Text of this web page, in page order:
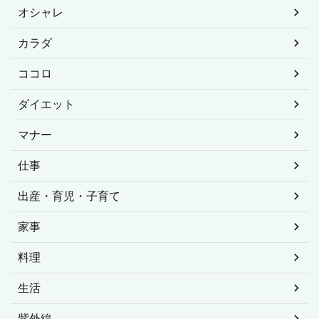
オシャレ
カラダ
ココロ
ダイエット
マナー
仕事
出産・育児・子育て
家事
料理
生活